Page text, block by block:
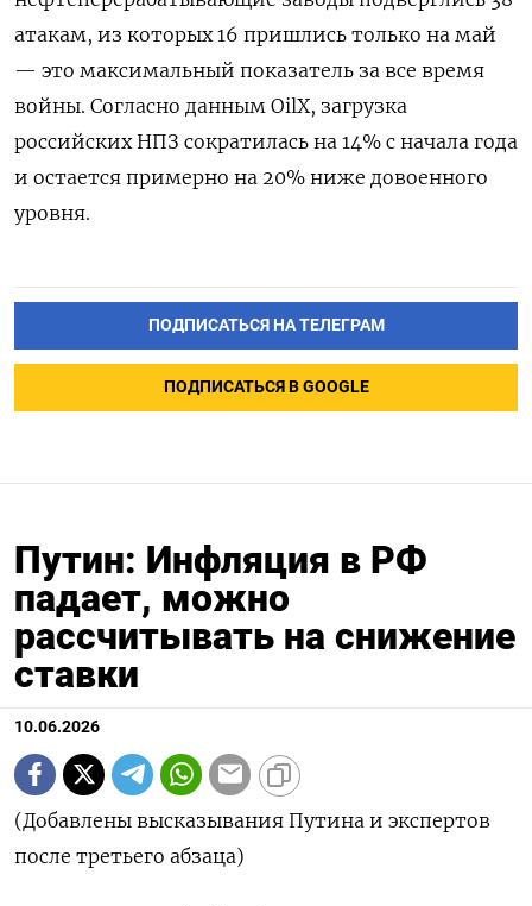
атакам, из которых 16 пришлись только на май
— это максимальный показатель за все время
войны. Согласно данным OilX, загрузка
российских НПЗ сократилась на 14% с начала года
и остается примерно на 20% ниже довоенного
уровня.
ПОДПИСАТЬСЯ НА ТЕЛЕГРАМ
ПОДПИСАТЬСЯ В GOOGLE
Путин: Инфляция в РФ
падает, можно
рассчитывать на снижение
ставки
10.06.2026
(Добавлены высказывания Путина и экспертов
после третьего абзаца)